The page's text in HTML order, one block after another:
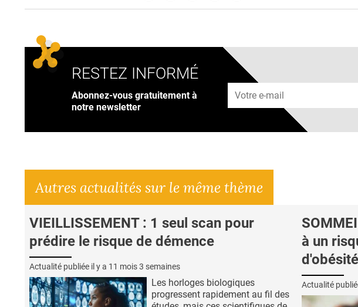
RESTEZ INFORMÉ
Abonnez-vous gratuitement à
notre newsletter
Adresse e-mail
Autres actualités sur le même thème
VIEILLISSEMENT : 1 seul scan pour
prédire le risque de démence
Actualité publiée il y a 11 mois 3 semaines
Les horloges biologiques
progressent rapidement au fil des
à un
Actualité